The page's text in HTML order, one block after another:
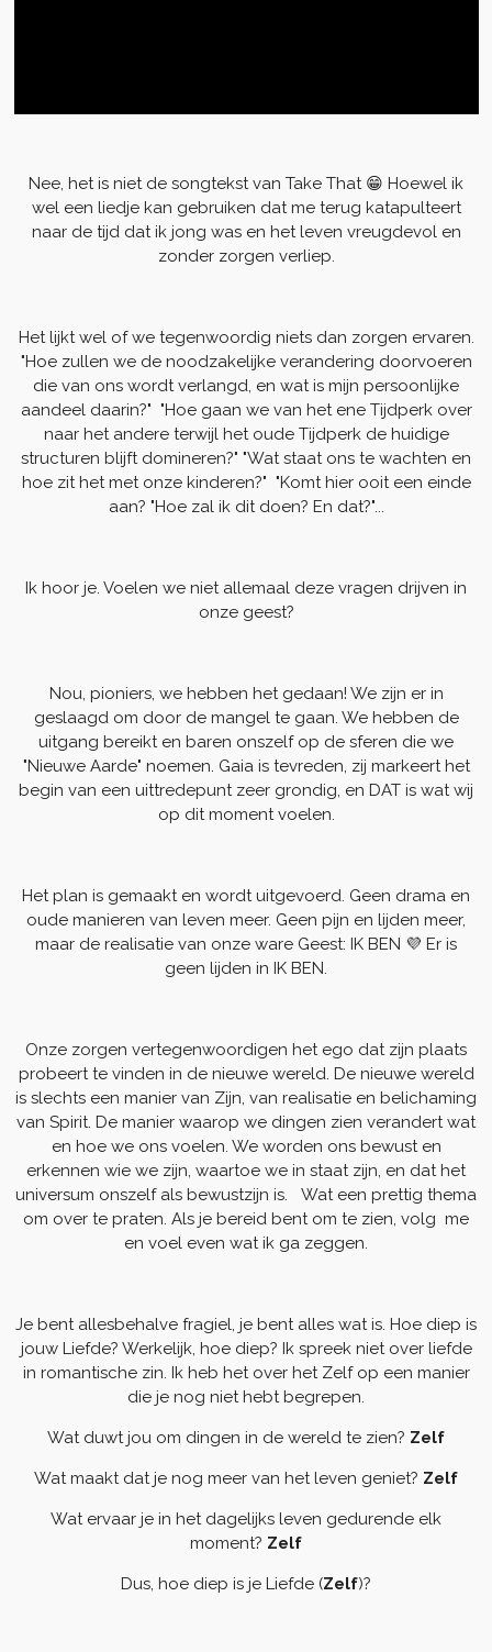
Nee, het is niet de songtekst van Take That 😁 Hoewel ik
wel een liedje kan gebruiken dat me terug katapulteert
naar de tijd dat ik jong was en het leven vreugdevol en
zonder zorgen verliep.
Het lijkt wel of we tegenwoordig niets dan zorgen ervaren.
"Hoe zullen we de noodzakelijke verandering doorvoeren
die van ons wordt verlangd, en wat is mijn persoonlijke
aandeel daarin?" "Hoe gaan we van het ene Tijdperk over
naar het andere terwijl het oude Tijdperk de huidige
structuren blijft domineren?" "Wat staat ons te wachten en
hoe zit het met onze kinderen?" "Komt hier ooit een einde
aan? "Hoe zal ik dit doen? En dat?"...
Ik hoor je. Voelen we niet allemaal deze vragen drijven in
onze geest?
Nou, pioniers, we hebben het gedaan! We zijn er in
geslaagd om door de mangel te gaan. We hebben de
uitgang bereikt en baren onszelf op de sferen die we
"Nieuwe Aarde" noemen. Gaia is tevreden, zij markeert het
begin van een uittredepunt zeer grondig, en DAT is wat wij
op dit moment voelen.
Het plan is gemaakt en wordt uitgevoerd. Geen drama en
oude manieren van leven meer. Geen pijn en lijden meer,
maar de realisatie van onze ware Geest: IK BEN 💜 Er is
geen lijden in IK BEN.
Onze zorgen vertegenwoordigen het ego dat zijn plaats
probeert te vinden in de nieuwe wereld. De nieuwe wereld
is slechts een manier van Zijn, van realisatie en belichaming
van Spirit. De manier waarop we dingen zien verandert wat
en hoe we ons voelen. We worden ons bewust en
erkennen wie we zijn, waartoe we in staat zijn, en dat het
universum onszelf als bewustzijn is. Wat een prettig thema
om over te praten. Als je bereid bent om te zien, volg me
en voel even wat ik ga zeggen.
Je bent allesbehalve fragiel, je bent alles wat is. Hoe diep is
jouw Liefde? Werkelijk, hoe diep? Ik spreek niet over liefde
in romantische zin. Ik heb het over het Zelf op een manier
die je nog niet hebt begrepen.
Wat duwt jou om dingen in de wereld te zien? Zelf
Wat maakt dat je nog meer van het leven geniet? Zelf
Wat ervaar je in het dagelijks leven gedurende elk
moment? Zelf
Dus, hoe diep is je Liefde (Zelf)?